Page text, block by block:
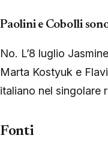
Paolini e Cobolli
No. L’8 luglio
Marta Kostyuk e
italiano nel singolare
Fonti